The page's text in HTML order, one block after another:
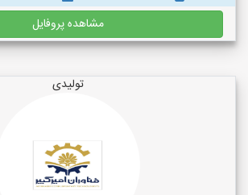
مشاهده پروفایل
تولیدی